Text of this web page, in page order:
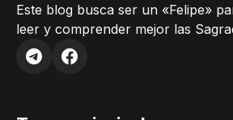
Este blog busca ser un «Felipe»
leer y comprender mejor las